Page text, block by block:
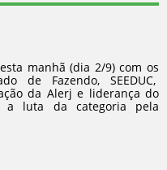
manhã (dia 2/9) com os
de Fazendo, SEEDUC,
da Alerj e liderança do
a luta da categoria pela